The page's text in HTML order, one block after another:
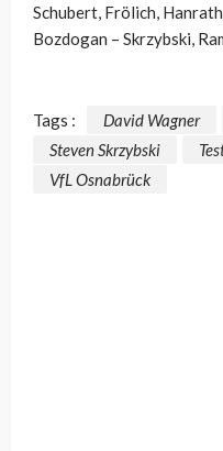
Schubert, Frölich,
Bozdogan – Skrzybski,
Tags : David Wagner
Steven Skrzybski
VfL Osnabrück